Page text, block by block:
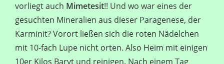
vorliegt auch Mimetesit!! Und wo war eines der
gesuchten Mineralien aus dieser Paragenese, der
Karminit? Vorort ließen sich die roten Nädelchen
mit 10-fach Lupe nicht orten. Also Heim mit einigen
10er Kilos Baryt und reinigen. Nach einem Tag